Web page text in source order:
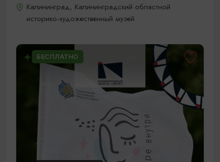
Калининград, Калининградский областной
историко-художественный музей
БЕСПЛАТНО